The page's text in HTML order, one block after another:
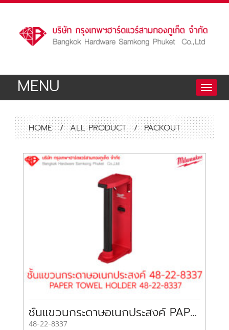
Toggle
MENU
HOME / ALL PRODUCT / PACKOUT
ชั้นแขวนกระดาษอเนกประสงค์ PAPER TOWEL HOLDER 48-22-8337 MILWAUKEE
48-22-8337